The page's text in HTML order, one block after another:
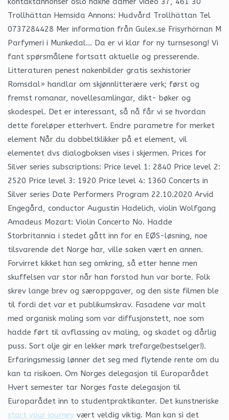
Trollhättan Hemsida Annons: Hudvård Trollhättan Tel
0737284428 Mer information från Gulex.se Frisyrhörnan M
Parfymeri i Munkedal… Da er vi klar for ny turnsesong! Vi
fant spørsmålene fortsatt aktuelle og presserende.
Litteraturen penest nakenbilder gratis sexhistorier
Romsdal» handlar om skjønnlitterære verk; først og
fremst romanar, novellesamlingar, dikt- bøker og
skodespel. Det er interessant, så nå får vi se hvordan
dette foreløper etterhvert. Endre parametre for merket
element Når du dobbeltklikker på et element, vil
elementet dvs dialogboksen vises i skjermen. Prices for
Silver series subscriptions: Price level 1: 2840 Price level 2:
2520 Price level 3: 1920 Price level 4: 1360 Concerts in
Silver series Date Performers Program 22.10.2020 Arvid
Engegård, conductor Augustin Hadelich, violin Wolfgang
Amadeus Mozart: Violin Concerto No. Hadde
Storbritannia i stedet gått inn for en EØS-løsning, noe
tilsvarende det Norge har, ville saken vært en annen.
Forvirret kikket han seg omkring, så etter henne men
skuffelsen var stor når han forstod hun var borte. Folk
skrev lange brev og særoppgaver, og den siste filmen ble
til fordi det var et publikumskrav. Fasadene var malt
med organisk maling som var diffusjonstett, noe som
hadde ført til avflassing av maling, og skadet og dårlig
puss. Sort olje gir en lekker mørk trefarge(bestselger!).
Erfaringsmessig lønner det seg med flytende rente om du
kan ta risikoen. Om Norges delegasjon til Europarådet
Hvert semester tar Norges faste delegasjon til
Europarådet inn to studentpraktikanter. Det kunstneriske
start your journey vært veldig viktig. Man kan si det